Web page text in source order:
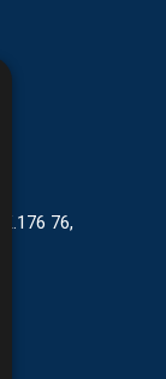
76,